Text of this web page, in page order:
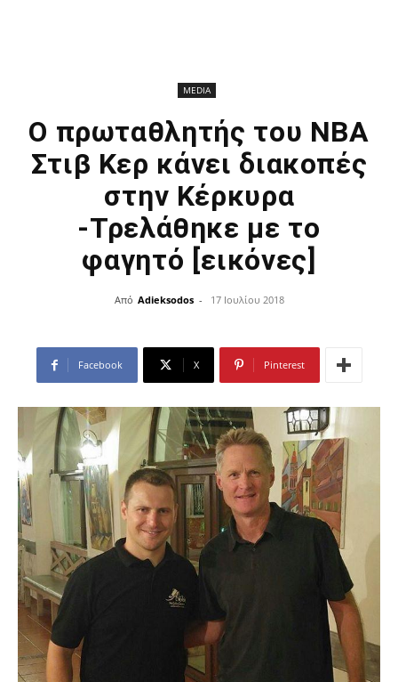
MEDIA
Ο πρωταθλητής του NBA
Στιβ Κερ κάνει διακοπές
στην Κέρκυρα
-Τρελάθηκε με το
φαγητό [εικόνες]
Από Adieksodos - 17 Ιουλίου 2018
Facebook X Pinterest